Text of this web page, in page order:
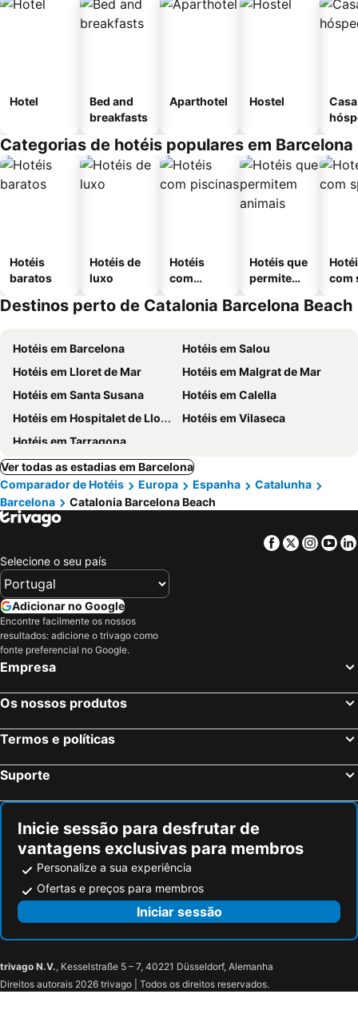
Hotel
Bed and
breakfasts
Aparthotel Hostel
Categorias de hotéis populares em Barcelona
Hotéis
baratos
Hotéis de
luxo
Hotéis
com
Hotéis que
permitem
com
Destinos perto de Catalonia Barcelona Beach
Hotéis em Barcelona
Hotéis em Salou
Hotéis em Lloret de Mar
Hotéis em Malgrat de Mar
Hotéis em Santa Susana
Hotéis em Calella
Hotéis em Hospitalet de Llobregat
Hotéis em Vilaseca
Hotéis em Tarragona
Ver todas as estadias em Barcelona
Comparador de Hotéis
Europa Espanha
Catalunha
Barcelona
Catalonia Barcelona Beach
Facebook
Twitter
Selecione o seu país
Adicionar no Google
Encontre facilmente os nossos
resultados: adicione o trivago como
fonte preferencial no Google.
Empresa
Os nossos produtos
Termos e políticas
Suporte
Inicie sessão para desfrutar de
vantagens exclusivas para membros
Personalize a sua experiência
Ofertas e preços para membros
Iniciar sessão
trivago N.V., Kesselstraße 5 – 7, 40221 Düsseldorf, Alemanha
Direitos autorais 2026 trivago | Todos os direitos reservados.